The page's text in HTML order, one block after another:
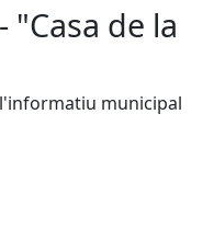
de la
municipal